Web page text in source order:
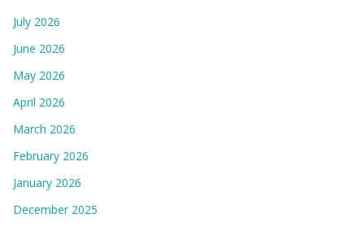
July 2026
June 2026
May 2026
April 2026
March 2026
February 2026
January 2026
December 2025